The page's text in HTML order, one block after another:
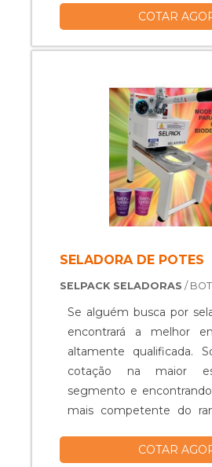
uma máquina versátil,
tanto na indústria
outras. Produtos que podem ser
embalados....
COTAR
SELADORA DE POTES
SELPACK SELADORAS /
Se alguém busca por
encontrará a melhor
altamente qualificada.
cotação na maior
segmento e
mais competente do
melhores COTAR